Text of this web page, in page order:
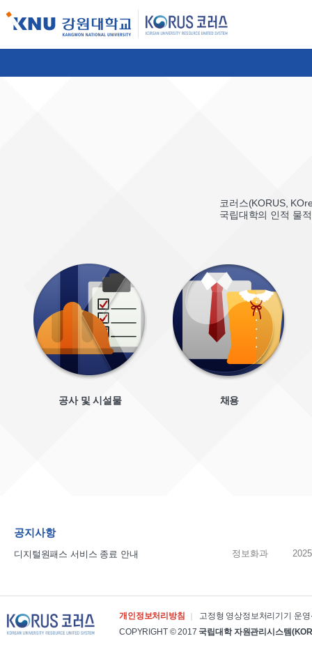
코러스(KORUS,
국립대학의 인적 물
공사 및 시설물 채용
공지사항
디지털원패스 서비스 종료 안내 정보화과
개인정보처리방침
고정형 영상정보처리기기 운영
COPYRIGHT © 2017 국립대학 자원관리시스템